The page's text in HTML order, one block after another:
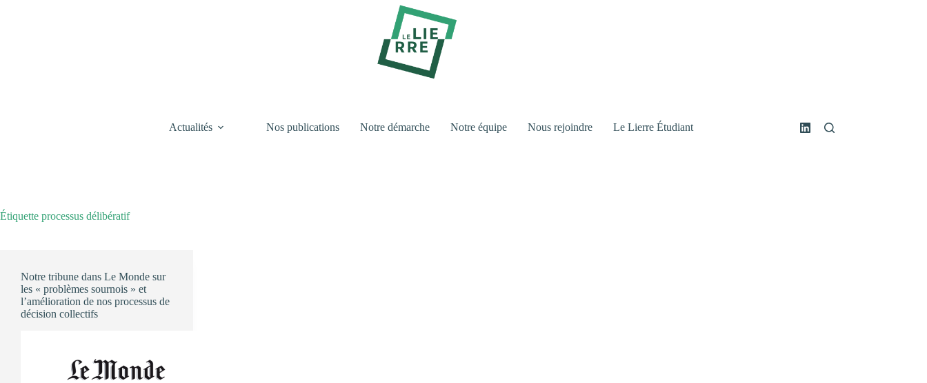
Actualités Nos publications Notre démarche Notre équipe Nous rejoindre Le Lierre Étudiant
Étiquette processus délibératif
Notre tribune dans Le Monde sur
les « problèmes sournois » et
l’amélioration de nos processus de
décision collectifs